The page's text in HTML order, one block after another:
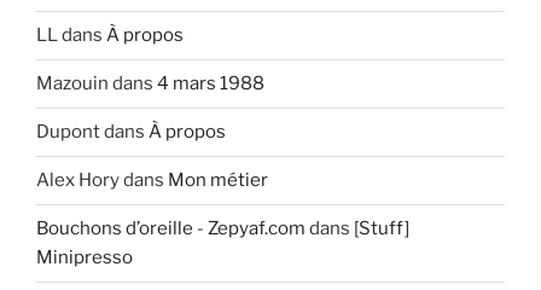
LLdans À propos
Mazouin dans 4 mars 1988
Dupontdans À propos
Alex Horydans Mon métier
Bouchons d’oreille - Zepyaf.com dans [Stuff]
Minipresso